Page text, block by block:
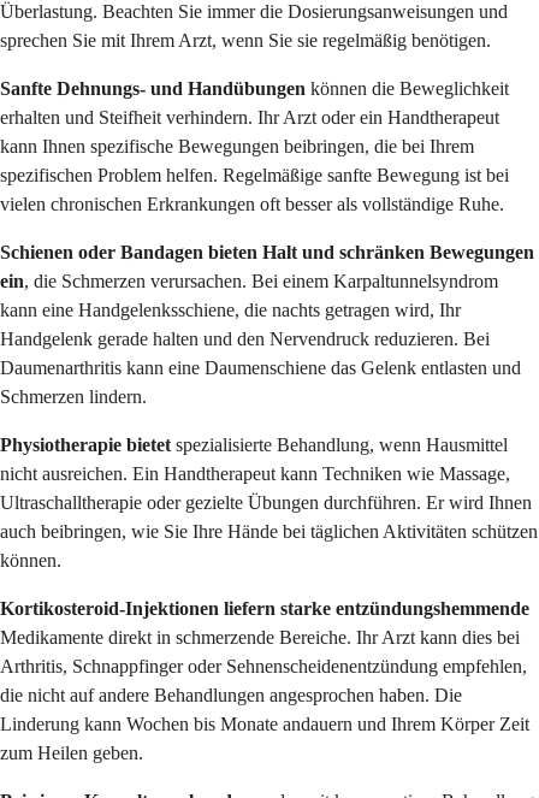
Überlastung. Beachten Sie immer die Dosierungsanweisungen und
sprechen Sie mit Ihrem Arzt, wenn Sie sie regelmäßig benötigen.
Sanfte Dehnungs- und Handübungen können die Beweglichkeit
erhalten und Steifheit verhindern. Ihr Arzt oder ein Handtherapeut
kann Ihnen spezifische Bewegungen beibringen, die bei Ihrem
spezifischen Problem helfen. Regelmäßige sanfte Bewegung ist bei
vielen chronischen Erkrankungen oft besser als vollständige Ruhe.
Schienen oder Bandagen bieten Halt und schränken Bewegungen
ein, die Schmerzen verursachen. Bei einem Karpaltunnelsyndrom
kann eine Handgelenksschiene, die nachts getragen wird, Ihr
Handgelenk gerade halten und den Nervendruck reduzieren. Bei
Daumenarthritis kann eine Daumenschiene das Gelenk entlasten und
Schmerzen lindern.
Physiotherapie bietet spezialisierte Behandlung, wenn Hausmittel
nicht ausreichen. Ein Handtherapeut kann Techniken wie Massage,
Ultraschalltherapie oder gezielte Übungen durchführen. Er wird Ihnen
auch beibringen, wie Sie Ihre Hände bei täglichen Aktivitäten schützen
können.
Kortikosteroid-Injektionen liefern starke entzündungshemmende
Medikamente direkt in schmerzende Bereiche. Ihr Arzt kann dies bei
Arthritis, Schnappfinger oder Sehnenscheidenentzündung empfehlen,
die nicht auf andere Behandlungen angesprochen haben. Die
Linderung kann Wochen bis Monate andauern und Ihrem Körper Zeit
zum Heilen geben.